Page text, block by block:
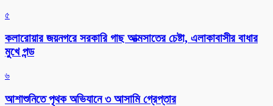
৫
কলারোয়ার জয়নগরে সরকারি গাছ আত্মসাতের চেষ্টা, এলাকাবাসীর বাধার
মুখে পন্ড
৬
আশাশুনিতে পৃথক অভিযানে ৩ আসামি গ্রেপ্তার